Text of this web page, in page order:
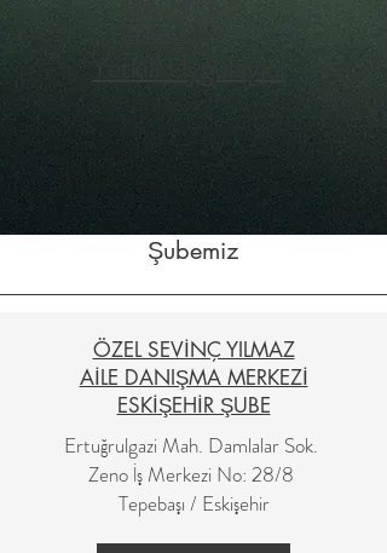
ERAL-NIT 5-17
ZEKA TESTİ
Yetkili Uygulayıcı
Şubemiz
ÖZEL SEVİNÇ YILMAZ
AİLE DANIŞMA MERKEZİ
ESKİŞEHİR ŞUBE
Ertuğrulgazi Mah. Damlalar Sok.
Zeno İş Merkezi No: 28/8
Tepebaşı / Eskişehir